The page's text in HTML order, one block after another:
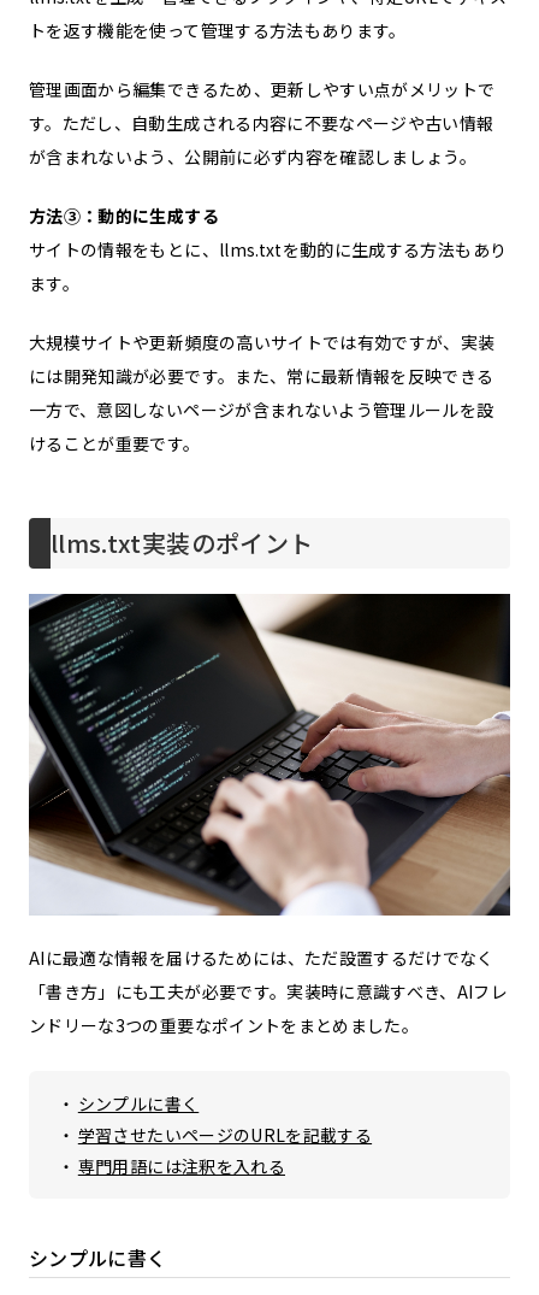
トを返す機能を使って管理する方法もあります。
管理画面から編集できるため、更新しやすい点がメリットで
す。ただし、自動生成される内容に不要なページや古い情報
が含まれないよう、公開前に必ず内容を確認しましょう。
方法③：動的に生成する
サイトの情報をもとに、llms.txtを動的に生成する方法もあり
ます。
大規模サイトや更新頻度の高いサイトでは有効ですが、実装
には開発知識が必要です。また、常に最新情報を反映できる
一方で、意図しないページが含まれないよう管理ルールを設
けることが重要です。
llms.txt実装のポイント
AIに最適な情報を届けるためには、ただ設置するだけでなく
「書き方」にも工夫が必要です。実装時に意識すべき、AIフレ
ンドリーな3つの重要なポイントをまとめました。
シンプルに書く
学習させたいページのURLを記載する
専門用語には注釈を入れる
シンプルに書く